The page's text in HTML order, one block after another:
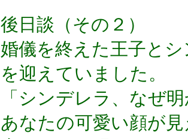
後日談（その２）
婚儀を終えた王子と
を迎えていました。
「シンデレラ、なぜ
あなたの可愛い顔が